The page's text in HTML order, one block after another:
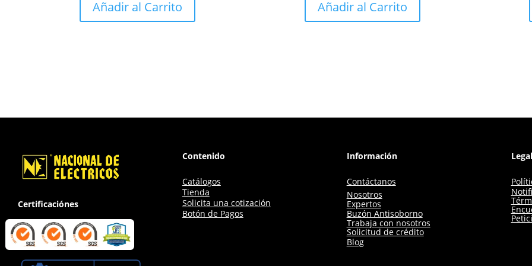
Añadir al Carrito Añadir al Carrito
Certificaciónes
Contenido
Catálogos
Tienda
Solicita una cotización
Botón de Pagos
Información
Contáctanos
Nosotros
Expertos
Buzón Antisoborno
Trabaja con nosotros
Solicitud de crédito
Blog
Legal